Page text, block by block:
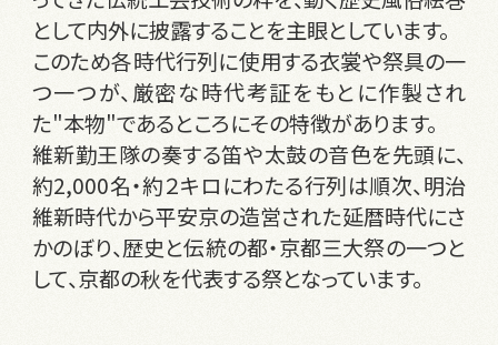
として内外に披露することを主眼としています。
このため各時代行列に使用する衣裳や祭具の一
つ一つが、厳密な時代考証をもとに作製され
た"本物"であるところにその特徴があります。
維新勤王隊の奏する笛や太鼓の音色を先頭に、
約2,000名・約２キロにわたる行列は順次、明治
維新時代から平安京の造営された延暦時代にさ
かのぼり、歴史と伝統の都・京都三大祭の一つと
して、京都の秋を代表する祭となっています。